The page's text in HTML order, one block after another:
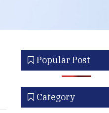
Popular Post
Category